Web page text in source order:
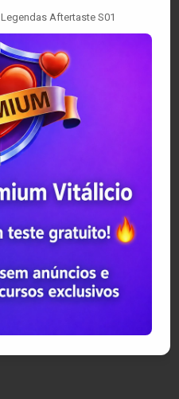
Legendas Aftertaste S01